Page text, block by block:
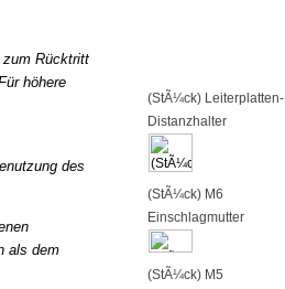
zum Rücktritt
höhere
des
als dem
(StÃ¼ck) Leiterplatten-
Distanzhalter
(StÃ¼ck) M6
Einschlagmutter
(StÃ¼ck) M5